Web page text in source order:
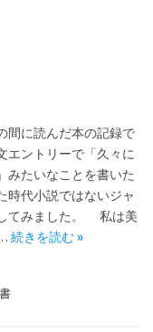
間に読んだ本の記録で
エントリーで「久々に
みたいなことを書いた
時代小説ではないジャ
てみました。 私は美
続きを読む »